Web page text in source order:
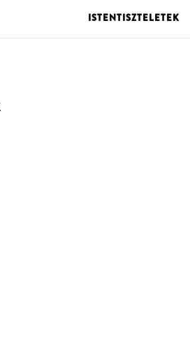
ISTENTISZTELETEK